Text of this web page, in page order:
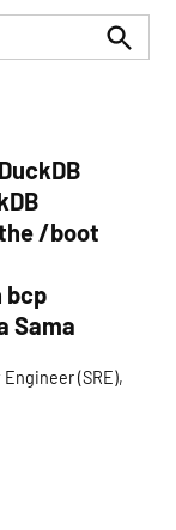
Search
/boot
bcp
Sama
(SRE),